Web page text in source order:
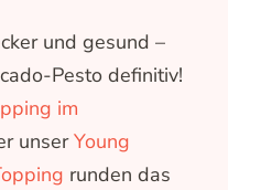
und gesund –
Pesto definitiv!
im
unserYoung
runden das